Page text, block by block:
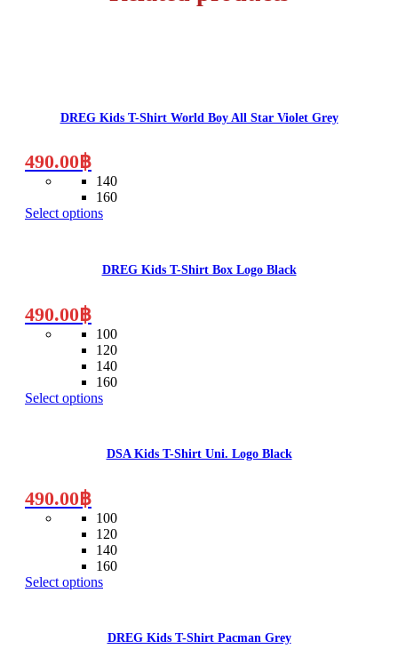
DREG Kids T-Shirt World Boy All Star Violet Grey
490.00฿
140
160
Select options
multiple
The
options
may
chosen
DREG Kids T-Shirt Box Logo Black
490.00฿
100
120
140
160
Select options
The
options
may
the
DSA Kids T-Shirt Uni. Logo Black
490.00฿
100
120
140
160
Select options
The
options
may
the
DREG Kids T-Shirt Pacman Grey